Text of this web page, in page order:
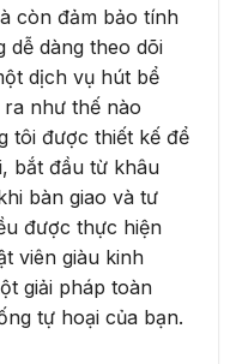
còn đảm bảo tính
dễ dàng theo dõi
dịch vụ hút bể
như thế nào
tôi được thiết kế để
bắt đầu từ khâu
bàn giao và tư
được thực hiện
viên giàu kinh
giải pháp toàn
tự hoại của bạn.